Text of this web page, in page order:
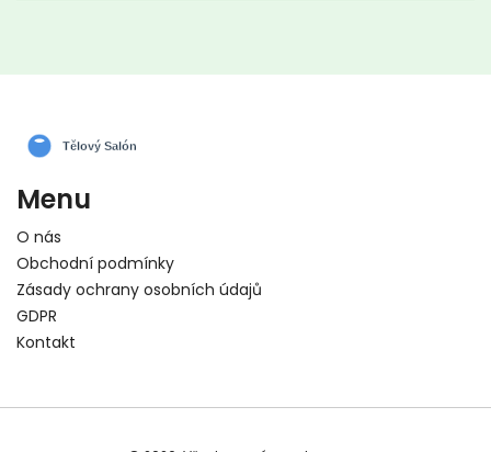
Menu
O nás
Obchodní podmínky
Zásady ochrany osobních údajů
GDPR
Kontakt